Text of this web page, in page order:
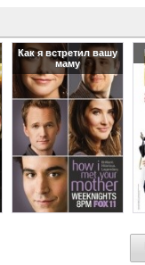
Как я встретил вашу
маму